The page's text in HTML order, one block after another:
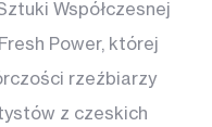
Współczesnej
Power, której
rzeźbiarzy
z czeskich